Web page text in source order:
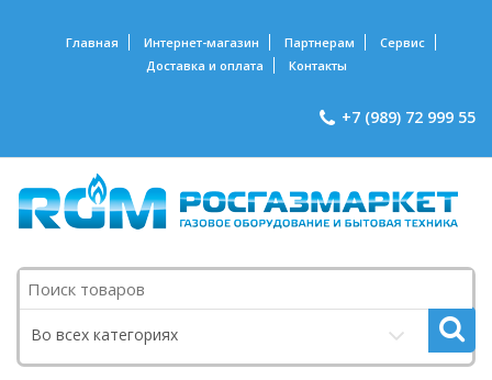
Главная Интернет-магазин Партнерам
Сервис
Доставка и оплата
Контакты
+7 (989) 72 999 55
Поиск
Во всех категориях